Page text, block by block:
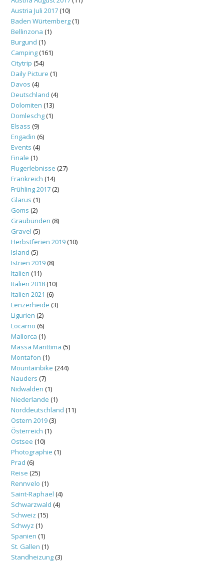
Austria Juli 2017(10)
Baden Würtemberg(1)
Bellinzona (1)
Burgund (1)
Camping(161)
Citytrip (54)
Daily Picture (1)
Davos (4)
Deutschland (4)
Dolomiten (13)
Domleschg(1)
Elsass (9)
Engadin (6)
Events (4)
Finale (1)
Flugerlebnisse (27)
Frankreich (14)
Frühling 2017(2)
Glarus (1)
Goms (2)
Graubünden (8)
Gravel (5)
Herbstferien 2019(10)
Island (5)
Istrien 2019(8)
Italien (11)
Italien 2018(10)
Italien 2021 (6)
Lenzerheide (3)
Ligurien (2)
Locarno (6)
Mallorca (1)
Massa Marittima (5)
Montafon (1)
Mountainbike (244)
Nauders (7)
Nidwalden (1)
Niederlande (1)
Norddeutschland (11)
Ostern 2019(3)
Österreich (1)
Ostsee (10)
Photographie (1)
Prad (6)
Reise (25)
Rennvelo (1)
Saint-Raphael (4)
Schwarzwald (4)
Schweiz (15)
Schwyz (1)
Spanien (1)
St. Gallen (1)
Standheizung(3)